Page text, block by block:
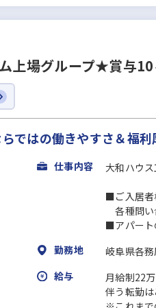
上場グループ★賞与10
ではの働きやすさ＆福利
仕事内容 大和ハウ
■ご入居者
各種問い
■アパート
勤務地
岐阜県各
給与
月給制22
伴う転勤は